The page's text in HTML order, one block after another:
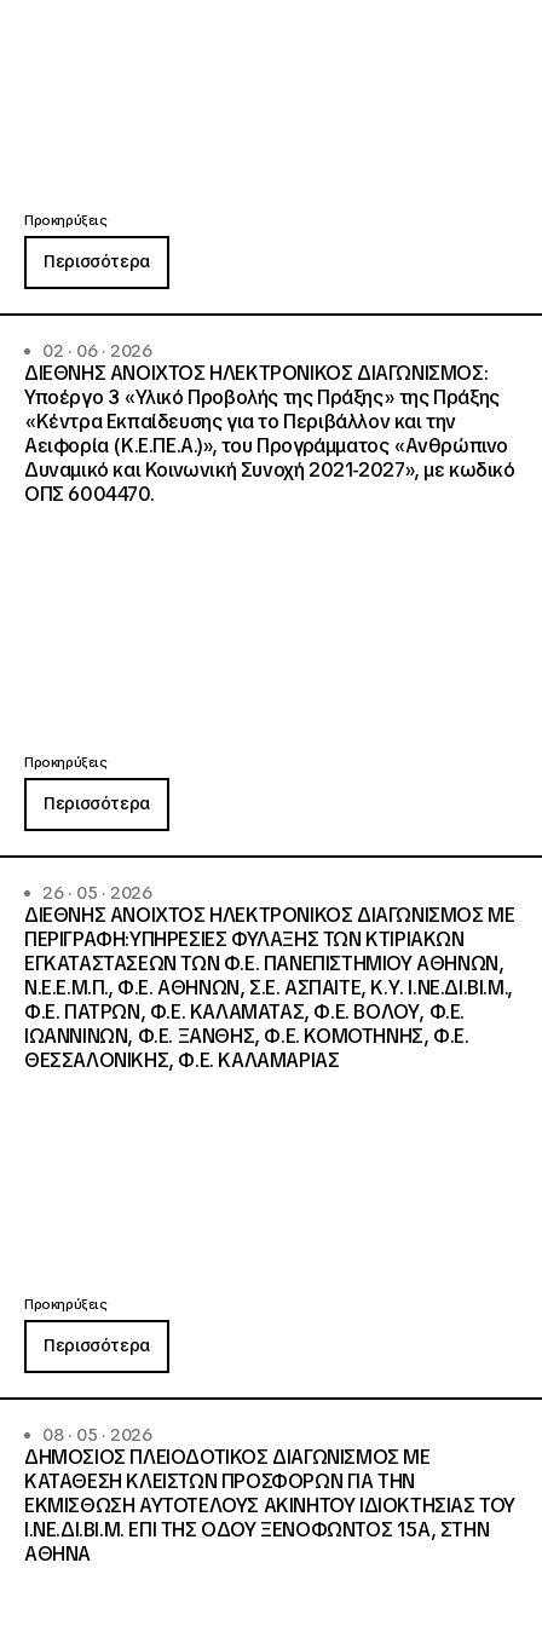
Προκηρύξεις
Περισσότερα
02 · 06 · 2026
ΔΙΕΘΝΗΣ ΑΝΟΙΧΤΟΣ ΗΛΕΚΤΡΟΝΙΚΟΣ ΔΙΑΓΩΝΙΣΜΟΣ:
Υποέργο 3 «Υλικό Προβολής της Πράξης» της Πράξης
«Κέντρα Εκπαίδευσης για το Περιβάλλον και την
Αειφορία (Κ.Ε.ΠΕ.Α.)», του Προγράμματος «Ανθρώπινο
Δυναμικό και Κοινωνική Συνοχή 2021-2027», με κωδικό
ΟΠΣ 6004470.
Προκηρύξεις
Περισσότερα
26 · 05 · 2026
ΔΙΕΘΝΗΣ ΑΝΟΙΧΤΟΣ ΗΛΕΚΤΡΟΝΙΚΟΣ ΔΙΑΓΩΝΙΣΜΟΣ ΜΕ
ΠΕΡΙΓΡΑΦΗ:ΥΠΗΡΕΣΙΕΣ ΦΥΛΑΞΗΣ ΤΩΝ ΚΤΙΡΙΑΚΩΝ
ΕΓΚΑΤΑΣΤΑΣΕΩΝ ΤΩΝ Φ.Ε. ΠΑΝΕΠΙΣΤΗΜΙΟΥ ΑΘΗΝΩΝ,
Ν.Ε.Ε.Μ.Π., Φ.Ε. ΑΘΗΝΩΝ, Σ.Ε. ΑΣΠΑΙΤΕ, Κ.Υ. Ι.ΝΕ.ΔΙ.ΒΙ.Μ.,
Φ.Ε. ΠΑΤΡΩΝ, Φ.Ε. ΚΑΛΑΜΑΤΑΣ, Φ.Ε. ΒΟΛΟΥ, Φ.Ε.
ΙΩΑΝΝΙΝΩΝ, Φ.Ε. ΞΑΝΘΗΣ, Φ.Ε. ΚΟΜΟΤΗΝΗΣ, Φ.Ε.
ΘΕΣΣΑΛΟΝΙΚΗΣ, Φ.Ε. ΚΑΛΑΜΑΡΙΑΣ
Προκηρύξεις
Περισσότερα
08 · 05 · 2026
ΔΗΜΟΣΙΟΣ ΠΛΕΙΟΔΟΤΙΚΟΣ ΔΙΑΓΩΝΙΣΜΟΣ ΜΕ
ΚΑΤΑΘΕΣΗ ΚΛΕΙΣΤΩΝ ΠΡΟΣΦΟΡΩΝ ΓΙΑ ΤΗΝ
ΕΚΜΙΣΘΩΣΗ ΑΥΤΟΤΕΛΟΥΣ ΑΚΙΝΗΤΟΥ ΙΔΙΟΚΤΗΣΙΑΣ ΤΟΥ
Ι.ΝΕ.ΔΙ.ΒΙ.Μ. ΕΠΙ ΤΗΣ ΟΔΟΥ ΞΕΝΟΦΩΝΤΟΣ 15Α, ΣΤΗΝ
ΑΘΗΝΑ